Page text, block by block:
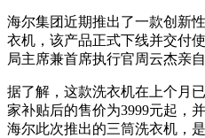
海尔集团近期推出了一款创新
衣机，该产品正式下线并交付
局主席兼首席执行官周云杰亲自
据了解，这款洗衣机在上个月
家补贴后的售价为3999元起，
海尔此次推出的三筒洗衣机，